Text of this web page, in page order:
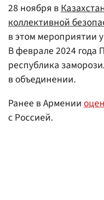
28 ноября в
коллективной
в этом мероприятии
В феврале 2024
республика
в объединении.
Ранее в Армении
с Россией.